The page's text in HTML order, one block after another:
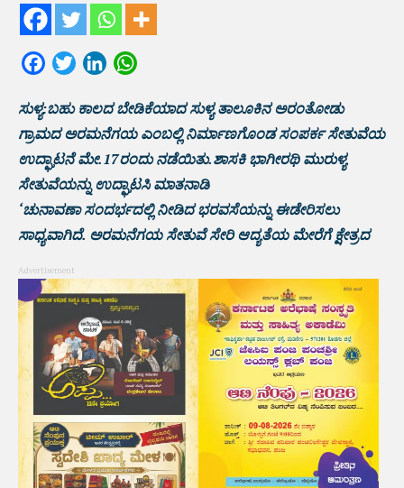
FacebookTwitterLinkedIn
ಸುಳ್ಯ:ಬಹು ಕಾಲದ‌ ಬೇಡಿಕೆಯಾದ ಸುಳ್ಯ ತಾಲೂಕಿನ ಅರಂತೋಡು
ಗ್ರಾಮದ ಅರಮನೆಗಯ ಎಂಬಲ್ಲಿ ನಿರ್ಮಾಣಗೊಂಡ ಸಂಪರ್ಕ ಸೇತುವೆಯ
ಉದ್ಘಾಟನೆ ಮೇ.17ರಂದು ನಡೆಯಿತು.ಶಾಸಕಿ ಭಾಗೀರಥಿ ಮುರುಳ್ಯ
ಸೇತುವೆಯನ್ನು ಉದ್ಘಾಟಸಿ ಮಾತನಾಡಿ
‘ಚುನಾವಣಾ ಸಂದರ್ಭದಲ್ಲಿ ನೀಡಿದ ಭರವಸೆಯನ್ನು ಈಡೇರಿಸಲು
ಸಾಧ್ಯವಾಗಿದೆ. ಅರಮನೆಗಯ ಸೇತುವೆ ಸೇರಿ ಆದ್ಯತೆಯ ಮೇರೆಗೆ ಕ್ಷೇತ್ರದ
Advertisement